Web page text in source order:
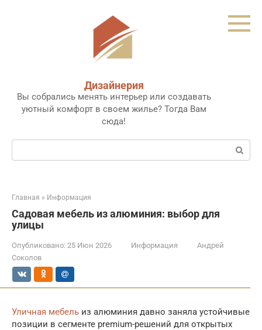
Дизайнерия
Вы собрались менять интерьер или создавать
уютный комфорт в своем жилье? Тогда Вам
сюда!
Поиск:
Главная » Информация
Садовая мебель из алюминия: выбор для
улицы
Опубликовано: 25 Июн 2026 Информация
Андрей
Соколов
Уличная мебель из алюминия давно заняла устойчивые
позиции в сегменте premium-решений для открытых